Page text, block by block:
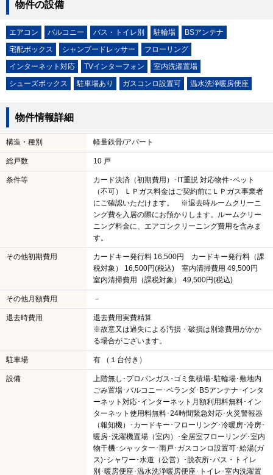
物件の設備
エアコン バルコニー バス・トイレ別 駐輪場
BSアンテナ
宅配ボックス
シャンプードレッサー
フローリング
インターネット対応
TVインターフォン
室内洗濯置場
シューズボックス
駐車場あり ガスコンロ設置可 温水洗浄暖房便座
物件情報詳細
構造・種別 軽量鉄骨/アパート
総戸数 10 戸
条件等
カード決済（初期費用）･IT重説 対応物件･ペット
（不可） ＬＰガス料金はご契約前にＬＰガス事業者
にご確認いただけます。 ※退去時ルームクリーニ
ング費を入居の際にお預かりします。ルームクリー
ニング料金に、エアコンクリーニング費用を含みま
す。
その他初期費用
カードキー発行料 16,500円 カードキー発行料（課
税対象） 16,500円(税込) 室内清掃費用 49,500円
室内清掃費用（課税対象） 49,500円(税込)
その他月額費用 －
退去時費用
退去費用実費精算
※故意又は過失による汚損・破損は別途費用がかか
る場合がございます。
駐車場 有 （１台付き）
設備
上階無し･プロパンガス･ゴミ集積場･駐輪場･敷地内
ごみ置場･バルコニー･ベランダ･BSアンテナ･インタ
ーネット対応･インターネット月額利用料無料･イン
ターネット使用料無料･24時間緊急対応･火災警報器
（報知機）･カードキー･フローリング･冷暖房･冷房･
暖房･洗濯機置場（室内）･全居室フローリング･室内
物干機･シャッター･雨戸･ガスコンロ設置可･給湯(ガ
ス)･シャワー･水道（公営）･脱衣所･バス・トイレ
別･暖房便座･温水洗浄暖房便座･トイレ･室内洗濯置